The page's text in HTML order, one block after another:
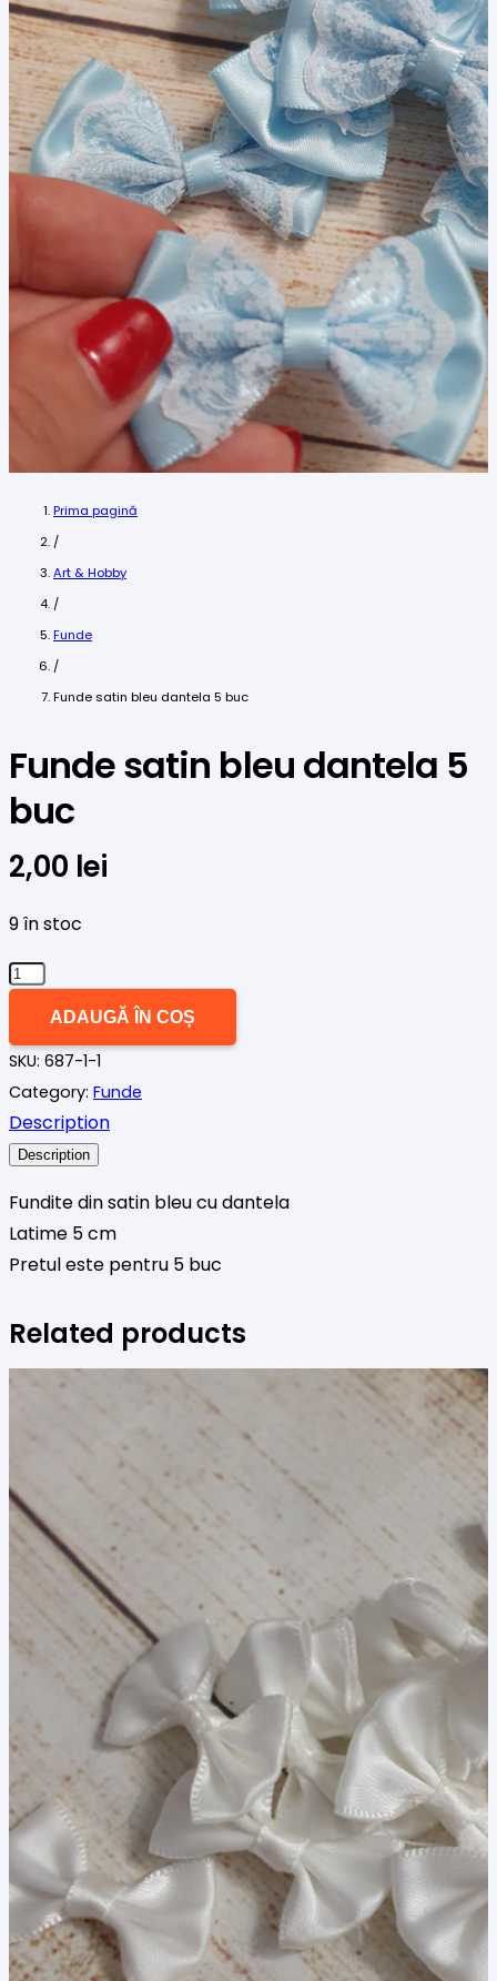
Prima pagină
/
Art & Hobby
/
Funde
/
Funde satin bleu dantela 5 buc
Funde satin bleu dantela 5
buc
2,00 lei
9 în stoc
Cantitate
bleu
dantela
5
buc
ADAUGĂ ÎN COȘ
SKU: 687-1-1
Category: Funde
Description
Description
Fundite din satin bleu cu dantela
Latime 5 cm
Pretul este pentru 5 buc
Related products